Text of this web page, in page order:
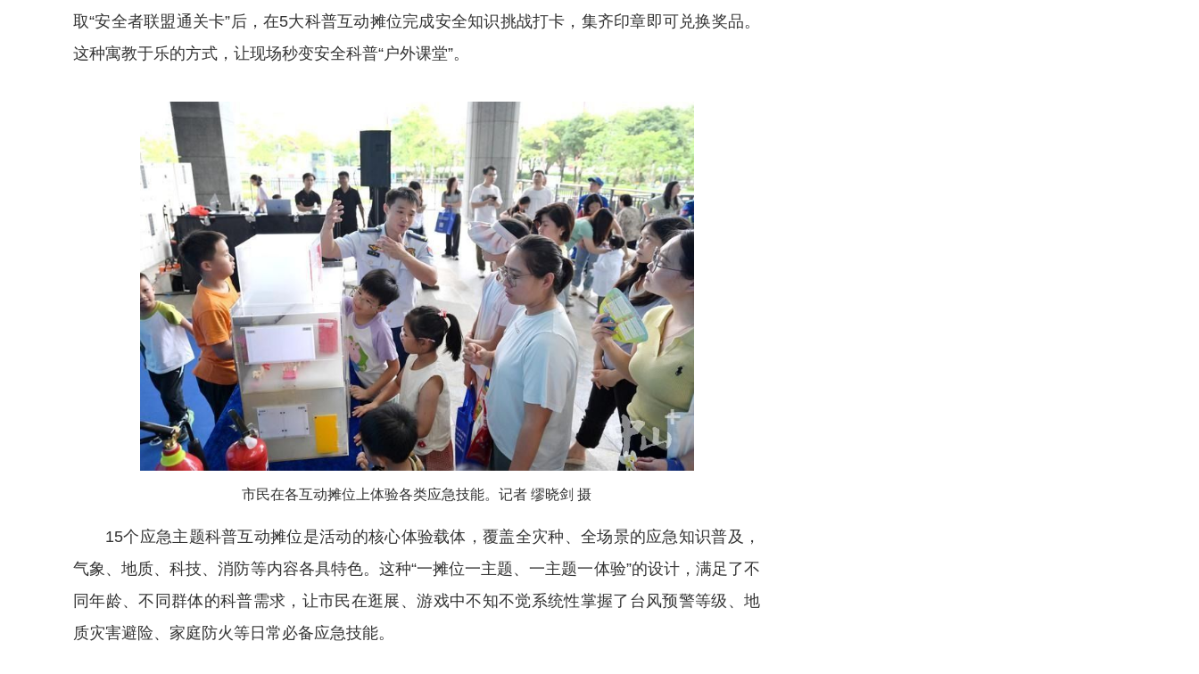
取“安全者联盟通关卡”后，在5大科普互动摊位完成安全知识挑战打卡，集齐印章即可兑换奖品。
这种寓教于乐的方式，让现场秒变安全科普“户外课堂”。
市民在各互动摊位上体验各类应急技能。记者 缪晓剑 摄
15个应急主题科普互动摊位是活动的核心体验载体，覆盖全灾种、全场景的应急知识普及，
气象、地质、科技、消防等内容各具特色。这种“一摊位一主题、一主题一体验”的设计，满足了不
同年龄、不同群体的科普需求，让市民在逛展、游戏中不知不觉系统性掌握了台风预警等级、地
质灾害避险、家庭防火等日常必备应急技能。